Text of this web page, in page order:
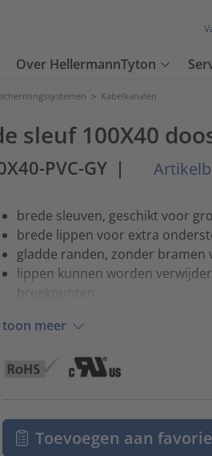
Over HellermannTyton
> Kabelkanalen
sleuf 100X40
PVC-GY |
brede sleuven, geschikt voor
brede lippen voor extra
gladde randen, zonder
lippen kunnen worden
toon meer
Toevoegen aan